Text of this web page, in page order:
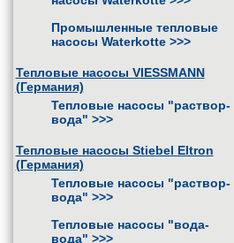
Промышленные тепловые
насосы Waterkotte >>>
Тепловые насосы VIESSMANN
(Германия)
Тепловые насосы "раствор-
вода" >>>
Тепловые насосы Stiebel Eltron
(Германия)
Тепловые насосы "раствор-
вода" >>>
Тепловые насосы "вода-
вода" >>>